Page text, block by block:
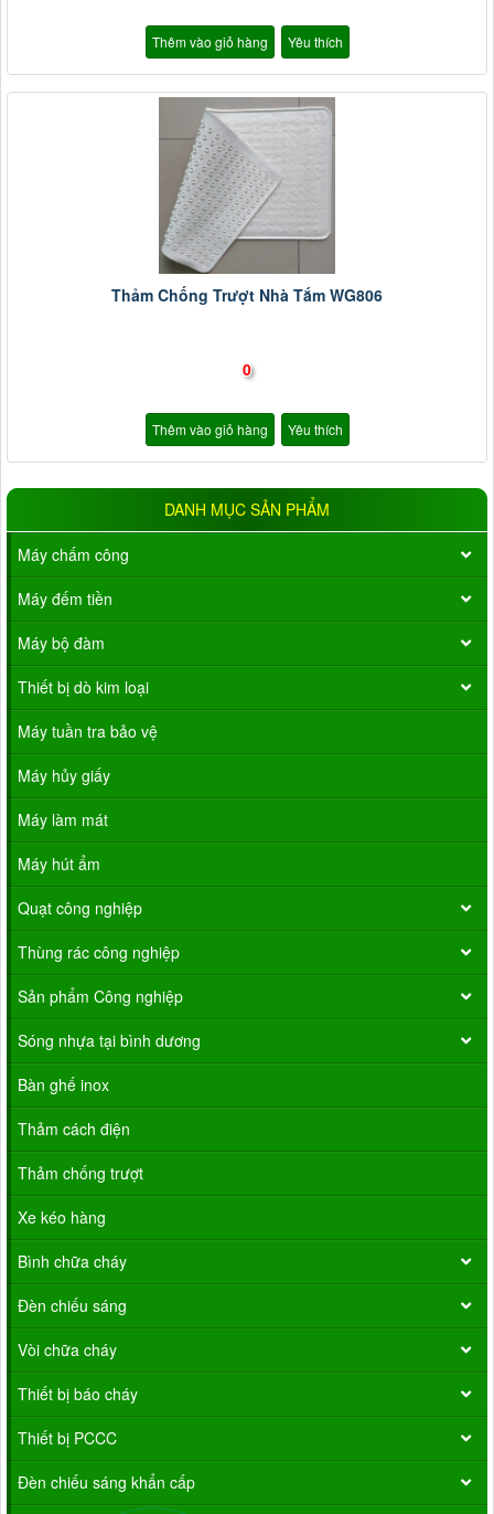
Thêm vào giỏ hàng Yêu thích
Thảm Chống Trượt Nhà Tắm WG806
0
Thêm vào giỏ hàng Yêu thích
DANH MỤC SẢN PHẨM
Máy chấm công
Máy đếm tiền
Máy bộ đàm
Thiết bị dò kim loại
Máy tuần tra bảo vệ
Máy hủy giấy
Máy làm mát
Máy hút ẩm
Quạt công nghiệp
Thùng rác công nghiệp
Sản phẩm Công nghiệp
Sóng nhựa tại bình dương
Bàn ghế inox
Thảm cách điện
Thảm chống trượt
Xe kéo hàng
Bình chữa cháy
Đèn chiếu sáng
Vòi chữa cháy
Thiết bị báo cháy
Thiết bị PCCC
Đèn chiếu sáng khẩn cấp